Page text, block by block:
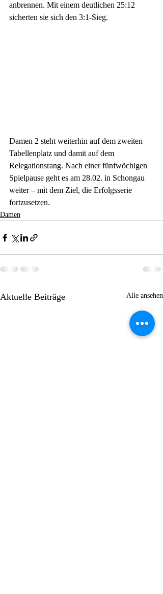
anbrennen. Mit einem deutlichen 25:12
sicherten sie sich den 3:1-Sieg.
Damen 2 steht weiterhin auf dem zweiten
Tabellenplatz und damit auf dem
Relegationsrang. Nach einer fünfwöchigen
Spielpause geht es am 28.02. in Schongau
weiter – mit dem Ziel, die Erfolgsserie
fortzusetzen.
Damen
Aktuelle Beiträge Alle ansehen